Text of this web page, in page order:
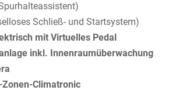
Schließ- und Startsystem)
mit Virtuelles Pedal
inkl. Innenraumüberwachung
Zonen-Climatronic